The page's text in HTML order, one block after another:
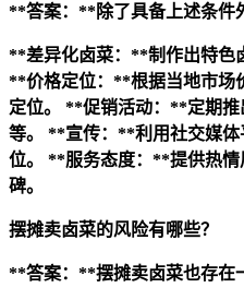
**答案：**除了具备上述条件
**差异化卤菜：**制作出特色
**价格定位：**根据当地市场
定位。
**促销活动：**定期推
等。
**宣传：**利用社交媒体
位。
**服务态度：**提供热情
碑。
摆摊卖卤菜的风险有哪些？
**答案：**摆摊卖卤菜也存在